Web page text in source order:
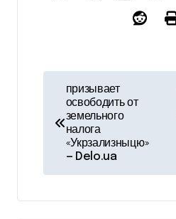
и
г
призывает
освободить от
земельного
налога
«Укрзализныцю»
— Delo.ua